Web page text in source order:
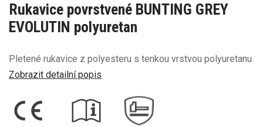
Rukavice povrstvené BUNTING GREY
EVOLUTIN polyuretan
Pletené rukavice z polyesteru s tenkou vrstvou polyuretanu
Zobrazit detailní popis